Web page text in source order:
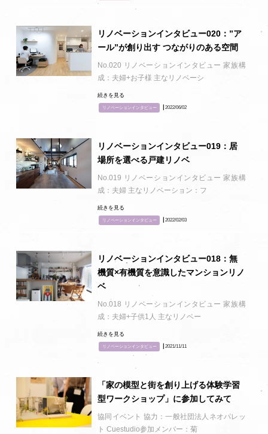
リノベーションインタビュー020：”ア
ール”が創り出す つながりのある空間
No.020 リノベーションインタビュー 家族構
成：夫婦+お子様 主なリノベーシ
続きを見る
リノベーションインタビュー ┃2022/06/02
リノベーションインタビュー019：居
場所を選べる戸建リノベ
No.019 リノベーションインタビュー 家族構
成：夫婦 主なリノベーション：フ
続きを見る
リノベーションインタビュー ┃2022/02/03
リノベーションインタビュー018：無
機質×有機質を意識したマンションリノ
ベ
No.018 リノベーションインタビュー 家族構
成：夫婦+子供1人 主なリノベー
続きを見る
リノベーションインタビュー ┃2021/11/11
「家の模型と街を創り上げる体験学習
型ワークショップ」に参加してみて
協同イベント 協力：一般社団法人ネオパレッ
ト Cuestudio参加メンバー：菊